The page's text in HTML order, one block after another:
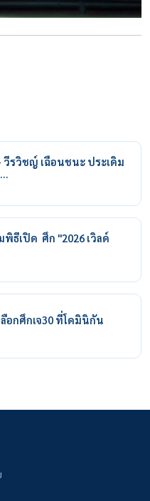
รวิชญ์ เฉือนชนะ ประเดิม
ธีเปิด ศึก "2026 เวิลด์
อกศึกเจ30 ที่โดมินิกัน